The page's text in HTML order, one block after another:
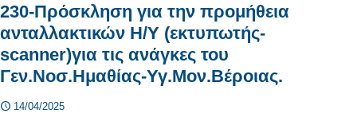
230-Πρόσκληση για την προμήθεια
ανταλλακτικών Η/Υ (εκτυπωτής-
scanner)για τις ανάγκες του
Γεν.Νοσ.Ημαθίας-Υγ.Μον.Βέροιας.
14/04/2025